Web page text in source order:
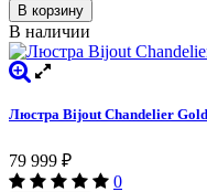
В корзину
В наличии
Люстра Bijout Chandelier
79 999 ₽
0